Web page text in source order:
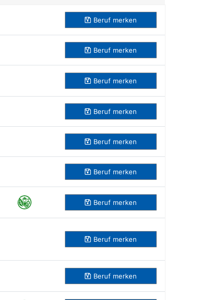
Beruf merken
Beruf merken
Beruf merken
Beruf merken
Beruf merken
Beruf merken
Beruf merken
Beruf merken
Beruf merken